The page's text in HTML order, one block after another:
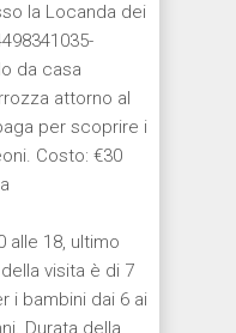
la Locanda dei
da casa
attorno al
per scoprire i
Costo: €30
alle 18, ultimo
visita è di 7
i bambini dai 6 ai
Durata della